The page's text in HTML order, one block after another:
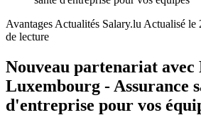
Avantages Actualités Salary.lu Actualisé le
de lecture
Nouveau partenariat
Luxembourg - Assurance
d'entreprise pour vos